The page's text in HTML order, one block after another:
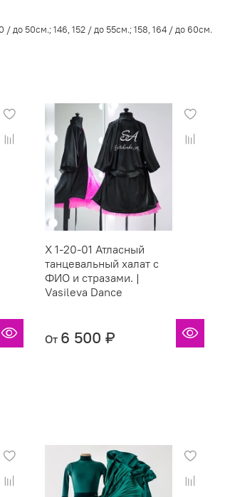
/ до 50см.; 146, 152 / до 55см.; 158, 164 / до 60см.
X 1-20-01 Атласный
танцевальный халат с
ФИО и стразами. |
Vasileva Dance
От 6 500 ₽